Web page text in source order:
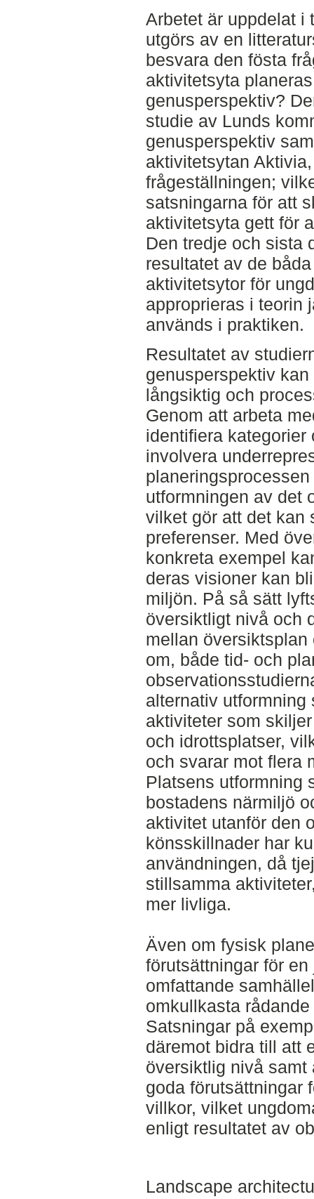
Arbetet är uppdelat i
utgörs av en
besvara den fösta
aktivitetsyta
genusperspektiv?
studie av Lunds
genusperspektiv
aktivitetsytan
frågeställningen;
satsningarna för att
aktivitetsyta gett för
Den tredje och sista
resultatet av de
aktivitetsytor för
approprieras i teorin
används i praktiken.
Resultatet av
genusperspektiv
långsiktig och
Genom att arbeta
identifiera
involvera
utformningen av det
vilket gör att det kan
preferenser. Med
konkreta exempel
deras visioner kan
miljön. På så sätt
översiktligt nivå och
mellan
om, både tid- och
alternativ utformning
aktiviteter som
och idrottsplatser,
och svarar mot flera
Platsens utformning
bostadens närmiljö
aktivitet utanför den
könsskillnader har
användningen, då
stillsamma
mer livliga.
Även om fysisk
förutsättningar för
omfattande
omkullkasta
Satsningar på
däremot bidra till att
översiktlig nivå
goda förutsättningar
villkor, vilket
enligt resultatet av
Landscape